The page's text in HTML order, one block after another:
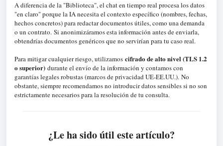
A diferencia de la "Biblioteca", el chat en tiempo real procesa los datos
"en claro" porque la IA necesita el contexto específico (nombres, fechas,
hechos concretos) para redactar documentos útiles, como una demanda
o un contrato. Si anonimizáramos esta información antes de enviarla,
obtendrías documentos genéricos que no servirían para tu caso real.
Para mitigar cualquier riesgo, utilizamos cifrado de alto nivel (TLS 1.2
o superior) durante el envío de la información y contamos con
garantías legales robustas (marcos de privacidad UE-EE.UU.). No
obstante, siempre recomendamos no introducir datos sensibles si no son
estrictamente necesarios para la resolución de tu consulta.
¿Le ha sido útil este artículo?